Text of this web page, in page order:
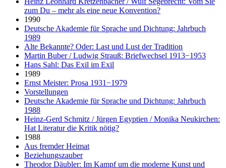
zum Du – mehr als eine neue Konvention?
1990
Deutsche Akademie für Sprache und Dichtung: Jahrbuch
1989
Alte Bekannte? Oder: Last und Lust der Tradition
Martin Buber / Ludwig Strauß: Briefwechsel 1913−1953
Hans Sahl: Das Exil im Exil
1989
Ernst Meister: Prosa 1931−1979
Vorstellungen
Deutsche Akademie für Sprache und Dichtung: Jahrbuch
1988
Heinz-Gerd Schmitz / Jürgen Egyptien / Monika Neukirchen:
Hat Literatur die Kritik nötig?
1988
Aus fremder Heimat
Beziehungszauber
Theodor Däubler: Im Kampf um die moderne Kunst und